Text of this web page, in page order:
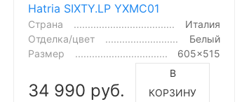
Hatria SIXTY.LP YXMC01
Страна
Италия
Отделка/цвет
Белый
Размер
605x515
34 990 руб.
В
КОРЗИНУ